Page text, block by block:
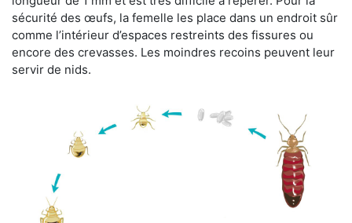
sécurité des œufs, la femelle les place dans un endroit sûr
comme l’intérieur d’espaces restreints des fissures ou
encore des crevasses. Les moindres recoins peuvent leur
servir de nids.